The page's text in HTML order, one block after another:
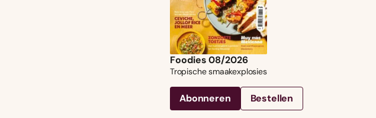
Foodies 08/2026
Tropische smaakexplosies
Abonneren Bestellen